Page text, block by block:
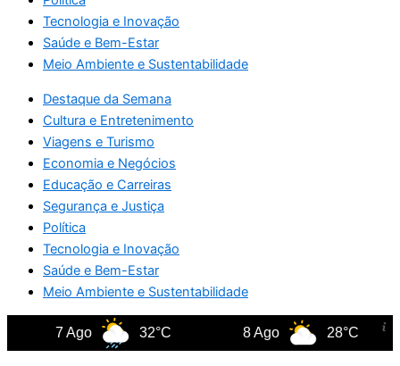
Tecnologia e Inovação
Saúde e Bem-Estar
Meio Ambiente e Sustentabilidade
Destaque da Semana
Cultura e Entretenimento
Viagens e Turismo
Economia e Negócios
Educação e Carreiras
Segurança e Justiça
Política
Tecnologia e Inovação
Saúde e Bem-Estar
Meio Ambiente e Sustentabilidade
7 Ago 32°C 8 Ago 28°C